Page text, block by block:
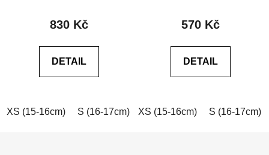
hodnocení
produktu
z
830 Kč
DETAIL
XS (15-16cm) S (16-17cm) M (17-18cm) L (18-19cm)
hodnocení
produktu
z
570 Kč
DETAIL
XS (15-16cm) S (16-17cm)